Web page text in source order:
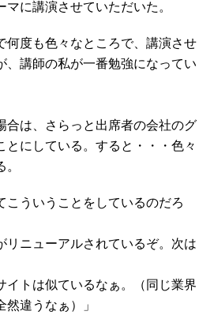
に講演させていただいた。
何度も色々なところで、講演させ
、講師の私が一番勉強になってい
合は、さらっと出席者の会社のグ
とにしている。すると・・・色々
こういうことをしているのだろ
リニューアルされているぞ。次は
イトは似ているなぁ。（同じ業界
違うなぁ）」